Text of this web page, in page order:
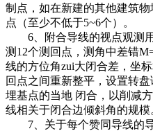
制点，如在新建的其他建筑
点（至少不低于5~6个）。
6、附合导线的视点观测用
测12个测回点，测角中差错
线的方位角zui大闭合差，坐
回点之间重新整平，设置转
埋基点的当地 闭合，以削减
线相关于闭合边倾斜角的规模
7、关于每个赞同导线的导